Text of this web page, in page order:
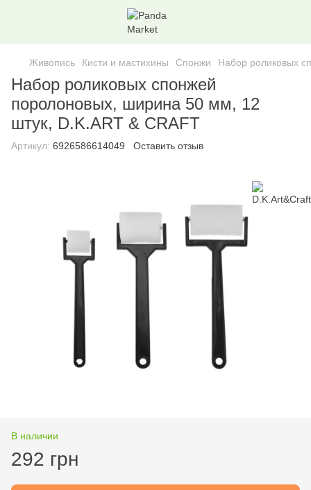
Живопись Кисти и мастихины Спонжи Набор роликовых
Набор роликовых спонжей
поролоновых, ширина 50 мм, 12
штук, D.K.ART & СRAFT
Артикул: 6926586614049 Оставить отзыв
В наличии
292 грн